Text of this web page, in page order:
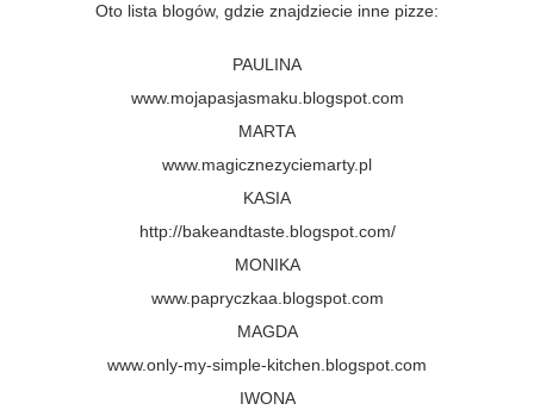
Oto lista blogów, gdzie znajdziecie inne pizze:
PAULINA
www.mojapasjasmaku.blogspot.com
MARTA
www.magicznezyciemarty.pl
KASIA
http://bakeandtaste.blogspot.com/
MONIKA
www.papryczkaa.blogspot.com
MAGDA
www.only-my-simple-kitchen.blogspot.com
IWONA